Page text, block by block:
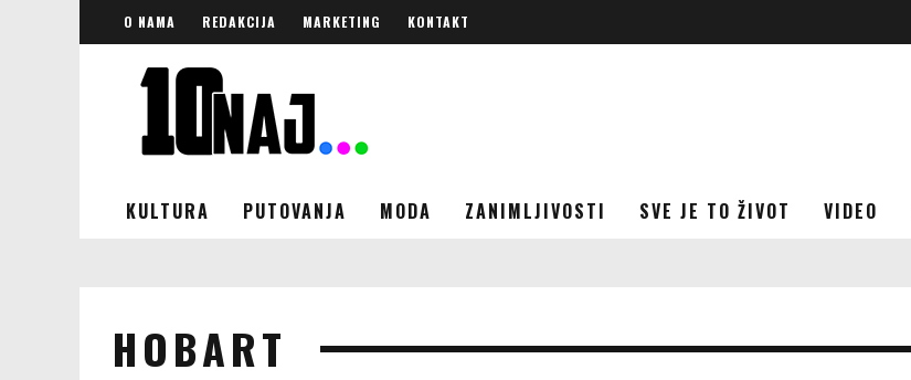
O NAMA REDAKCIJA MARKETING KONTAKT
KULTURA PUTOVANJA MODA ZANIMLJIVOSTI SVE JE TO ŽIVOT VIDEO
HOBART